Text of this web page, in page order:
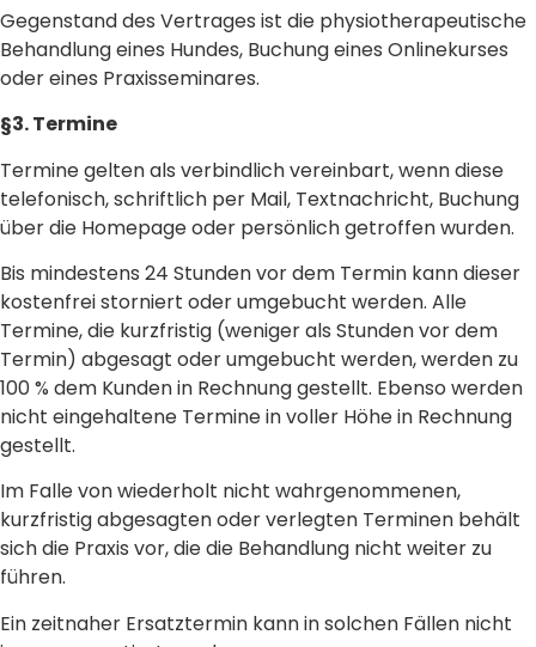
Gegenstand des Vertrages ist die physiotherapeutische
Behandlung eines Hundes, Buchung eines Onlinekurses
oder eines Praxisseminares.
§3. Termine
Termine gelten als verbindlich vereinbart, wenn diese
telefonisch, schriftlich per Mail, Textnachricht, Buchung
über die Homepage oder persönlich getroffen wurden.
Bis mindestens 24 Stunden vor dem Termin kann dieser
kostenfrei storniert oder umgebucht werden. Alle
Termine, die kurzfristig (weniger als Stunden vor dem
Termin) abgesagt oder umgebucht werden, werden zu
100 % dem Kunden in Rechnung gestellt. Ebenso werden
nicht eingehaltene Termine in voller Höhe in Rechnung
gestellt.
Im Falle von wiederholt nicht wahrgenommenen,
kurzfristig abgesagten oder verlegten Terminen behält
sich die Praxis vor, die die Behandlung nicht weiter zu
führen.
Ein zeitnaher Ersatztermin kann in solchen Fällen nicht